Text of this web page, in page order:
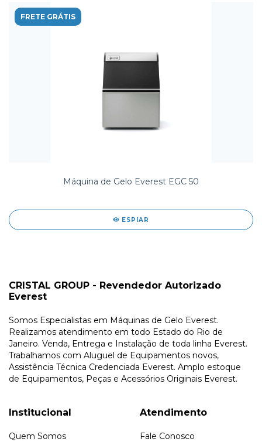
FRETE GRÁTIS
Máquina de Gelo Everest EGC 50
ESPIAR
CRISTAL GROUP - Revendedor Autorizado
Everest
Somos Especialistas em Máquinas de Gelo Everest.
Realizamos atendimento em todo Estado do Rio de
Janeiro. Venda, Entrega e Instalação de toda linha Everest.
Trabalhamos com Aluguel de Equipamentos novos,
Assistência Técnica Credenciada Everest. Amplo estoque
de Equipamentos, Peças e Acessórios Originais Everest.
Institucional
Quem Somos
Atendimento
Fale Conosco